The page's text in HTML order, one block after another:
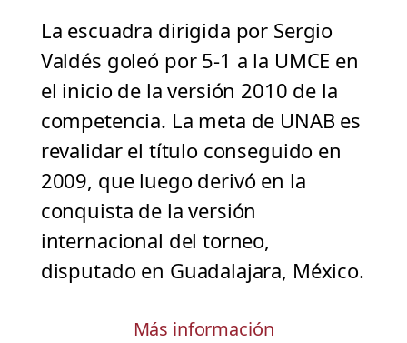
La escuadra dirigida por Sergio
Valdés goleó por 5-1 a la UMCE en
el inicio de la versión 2010 de la
competencia. La meta de UNAB es
revalidar el título conseguido en
2009, que luego derivó en la
conquista de la versión
internacional del torneo,
disputado en Guadalajara, México.
Más información